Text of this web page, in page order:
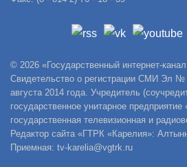
© 2026 «Государственный интернет-
Свидетельство о регистрации СМИ Эл №
августа 2014 года. Учредитель
государственное унитарное предприятие
государственная телевизионная и
Редактор сайта «ГТРК «Карелия»:
Приемная: tv-karelia@vgtrk.ru